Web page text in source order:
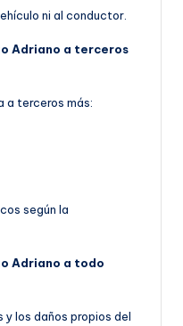
ni al conductor.
Adriano a terceros
a terceros más:
según la
Adriano a todo
y los daños propios del